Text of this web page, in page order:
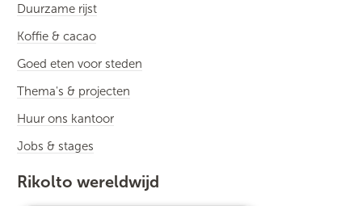
Duurzame rijst
Koffie & cacao
Goed eten voor steden
Thema's & projecten
Huur ons kantoor
Jobs & stages
Rikolto wereldwijd